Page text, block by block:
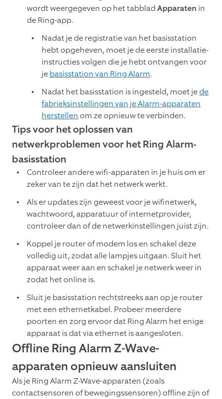
wordt weergegeven op het tabbladApparaten in
de Ring-app.
Nadat je de registratie van het basisstation
hebt opgeheven, moet je de eerste installatie-
instructies volgen die je hebt ontvangen voor
jebasisstation van Ring Alarm.
Nadat het basisstation is ingesteld, moet jede
fabrieksinstellingen van je Alarm-apparaten
herstellenom ze opnieuw te verbinden.
Tips voor het oplossen van
netwerkproblemen voor het Ring Alarm-
basisstation
Controleer andere wifi-apparaten in je huis om er
zeker van te zijn dat het netwerk werkt.
Als er updates zijn geweest voor je wifinetwerk,
wachtwoord, apparatuur of internetprovider,
controleer dan of de netwerkinstellingen juist zijn.
Koppel je router of modem los en schakel deze
volledig uit, zodat alle lampjes uitgaan. Sluit het
apparaat weer aan en schakel je netwerk weer in
zodat het online is.
Sluit je basisstation rechtstreeks aan op je router
met een ethernetkabel. Probeer meerdere
poorten en zorg ervoor dat Ring Alarm het enige
apparaat is dat via ethernet is aangesloten.
Offline Ring Alarm Z-Wave-
apparaten opnieuw aansluiten
Als je Ring Alarm Z-Wave-apparaten (zoals
contactsensoren of bewegingssensoren) offline zijn of